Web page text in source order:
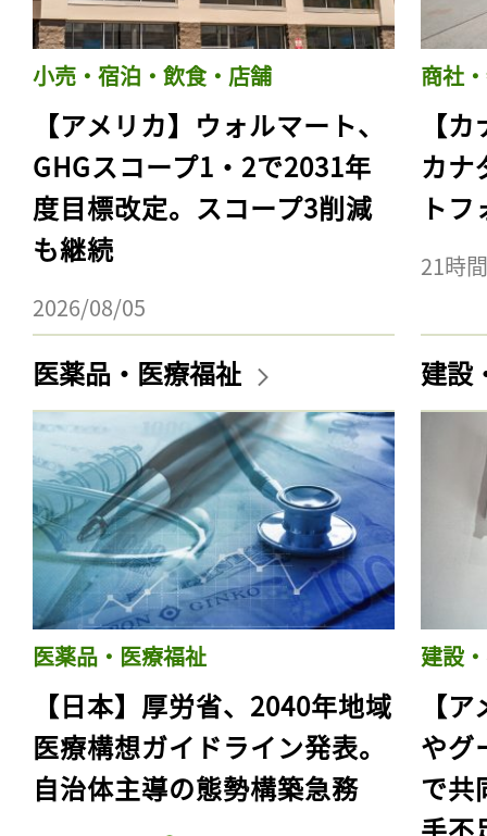
小売・宿泊・飲食・店舗
【アメリカ】ウォルマート、
GHGスコープ1・2で2031年
度目標改定。スコープ3削減
も継続
2026/08/05
商社
【
カナ
ト
21時
医薬品・医療福祉
医薬品・医療福祉
【日本】厚労省、2040年地域
医療構想ガイドライン発表。
自治体主導の態勢構築急務
建設
建設
【
やグ
で共